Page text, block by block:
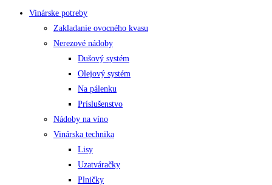
Vinárske potreby
Zakladanie ovocného kvasu
Nerezové nádoby
Dušový systém
Olejový systém
Na pálenku
Príslušenstvo
Nádoby na víno
Vinárska technika
Lisy
Uzatváračky
Plničky